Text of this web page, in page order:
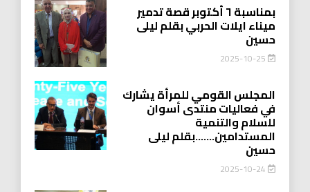
بمناسبة ٦ أكتوبر قصة تدمير
ميناء ايلات الحربي بقلم ليلى
حسين
2025-10-25
المجلس القومي للمرأة يشارك
في فعاليات منتدى أسوان
للسلام والتنمية
المستدامين…….بقلم ليلى
حسين
2025-10-24